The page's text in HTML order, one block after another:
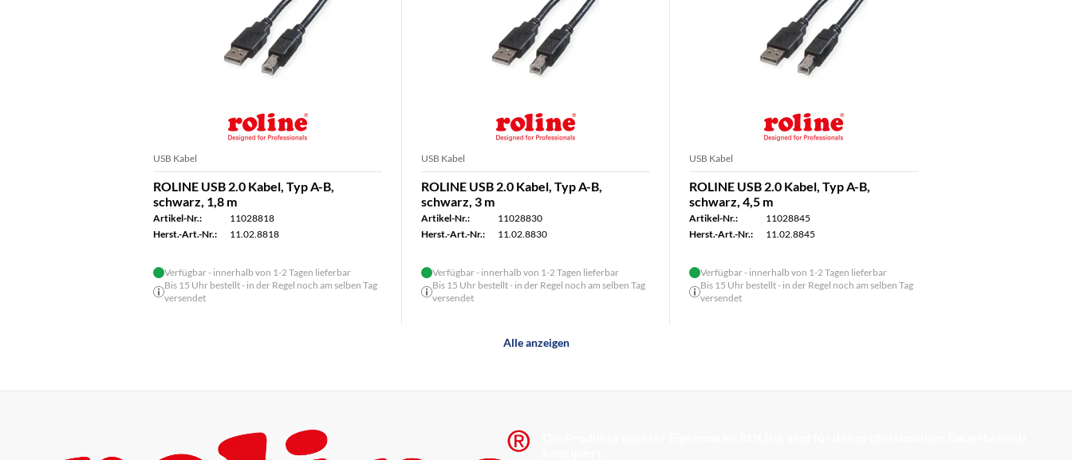
USB Kabel
ROLINE USB 2.0 Kabel, Typ A-B,
schwarz, 1,8 m
Artikel-Nr.:
11028818
Herst.-Art.-Nr.:
11.02.8818
Verfügbar - innerhalb von 1-2 Tagen lieferbar
Bis 15 Uhr bestellt - in der Regel noch am selben Tag
versendet
USB Kabel
ROLINE USB 2.0 Kabel, Typ A-B,
schwarz, 3 m
Artikel-Nr.:
11028830
Herst.-Art.-Nr.:
11.02.8830
Verfügbar - innerhalb von 1-2 Tagen lieferbar
Bis 15 Uhr bestellt - in der Regel noch am selben Tag
versendet
USB Kabel
ROLINE USB 2.0 Kabel, Typ A-B,
schwarz, 4,5 m
Artikel-Nr.:
11028845
Herst.-Art.-Nr.:
11.02.8845
Verfügbar - innerhalb von 1-2 Tagen lieferbar
Bis 15 Uhr bestellt - in der Regel noch am selben Tag
versendet
Alle anzeigen